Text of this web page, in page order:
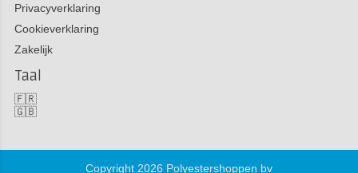
Privacyverklaring
Cookieverklaring
Zakelijk
Taal
🇫🇷
🇬🇧
Copyright 2026 Polyestershoppen bv